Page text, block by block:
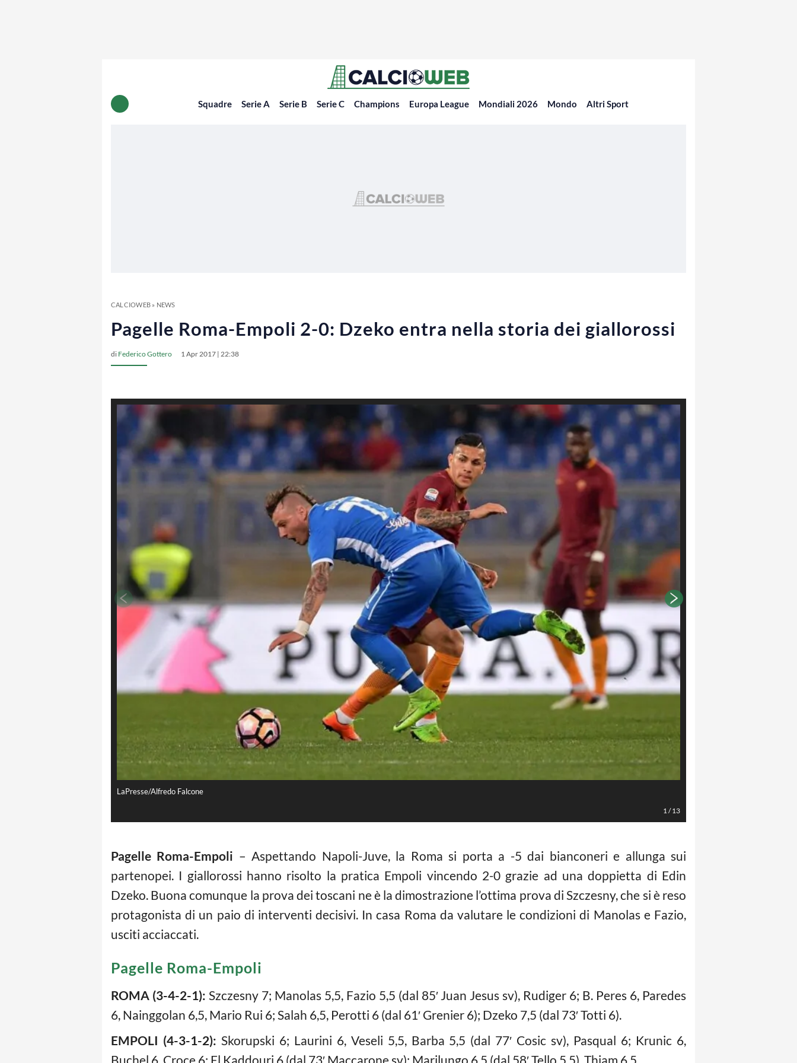
Squadre Serie A Serie B Serie C Champions Europa League Mondiali 2026 Mondo Altri Sport
CALCIOWEB» NEWS
Pagelle Roma-Empoli 2-0: Dzeko entra nella storia dei giallorossi
di Federico Gottero 1 Apr 2017 | 22:38
LaPresse/Alfredo Falcone
1/13
Pagelle Roma-Empoli – Aspettando Napoli-Juve, la Roma si porta a -5 dai bianconeri e allunga sui
partenopei. I giallorossi hanno risolto la pratica Empoli vincendo 2-0 grazie ad una doppietta di Edin
Dzeko. Buona comunque la prova dei toscani ne è la dimostrazione l’ottima prova di Szczesny, che si è reso
protagonista di un paio di interventi decisivi. In casa Roma da valutare le condizioni di Manolas e Fazio,
usciti acciaccati.
Pagelle Roma-Empoli
ROMA (3-4-2-1): Szczesny 7; Manolas 5,5, Fazio 5,5 (dal 85′ Juan Jesus sv), Rudiger 6; B. Peres 6, Paredes
6, Nainggolan 6,5, Mario Rui 6; Salah 6,5, Perotti 6 (dal 61′ Grenier 6); Dzeko 7,5 (dal 73′ Totti 6).
EMPOLI (4-3-1-2): Skorupski 6; Laurini 6, Veseli 5,5, Barba 5,5 (dal 77′ Cosic sv), Pasqual 6; Krunic 6,
Buchel 6, Croce 6; El Kaddouri 6 (dal 73′ Maccarone sv); Marilungo 6,5 (dal 58′ Tello 5,5), Thiam 6.5.